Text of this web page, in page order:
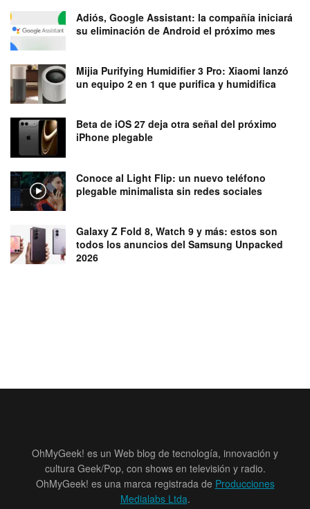
Adiós, Google Assistant: la compañía iniciará
su eliminación de Android el próximo mes
Mijia Purifying Humidifier 3 Pro: Xiaomi lanzó
un equipo 2 en 1 que purifica y humidifica
Beta de iOS 27 deja otra señal del próximo
iPhone plegable
Conoce al Light Flip: un nuevo teléfono
plegable minimalista sin redes sociales
Galaxy Z Fold 8, Watch 9 y más: estos son
todos los anuncios del Samsung Unpacked
2026
OhMyGeek! es un Web blog de tecnología, innovación y
cultura Geek/Pop, con shows en televisión y radio.
OhMyGeek! es una marca registrada de Producciones
Medialabs Ltda.